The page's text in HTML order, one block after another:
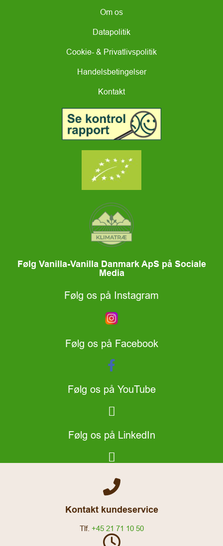
Om os
Datapolitik
Cookie- & Privatlivspolitik
Handelsbetingelser
Kontakt
Følg Vanilla-Vanilla Danmark ApS på Sociale
Media
Følg os på Instagram
Følg os på Facebook
Følg os på YouTube
Følg os på LinkedIn
Kontakt kundeservice
Tlf. +45 21 71 10 50